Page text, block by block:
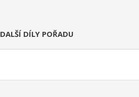
DALŠÍ DÍLY POŘADU